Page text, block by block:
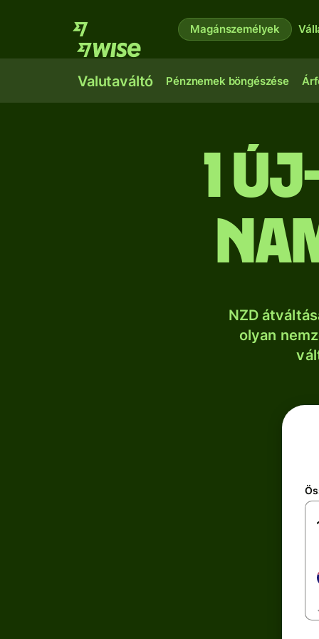
Magánszemélyek
Valutaváltó Pénznemek böngészése
1
NZD
olyan